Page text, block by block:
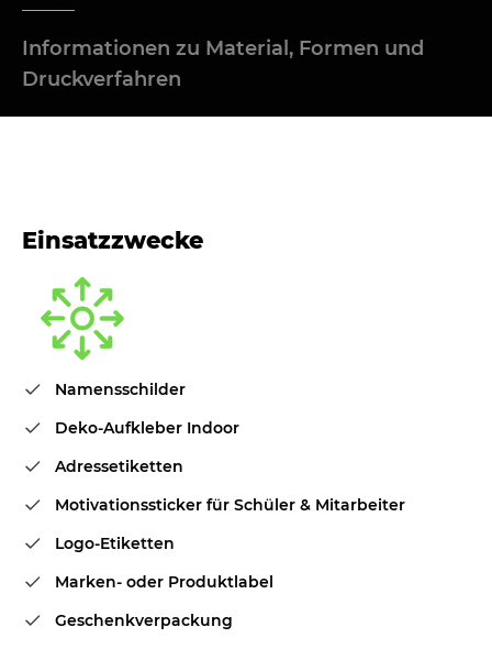
Informationen zu Material, Formen und
Druckverfahren
Einsatzzwecke
Namensschilder
Deko-Aufkleber Indoor
Adressetiketten
Motivationssticker für Schüler & Mitarbeiter
Logo-Etiketten
Marken- oder Produktlabel
Geschenkverpackung